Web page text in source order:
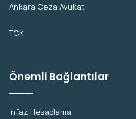
Ankara Ceza Avukatı
TCK
Önemli Bağlantılar
İnfaz Hesaplama